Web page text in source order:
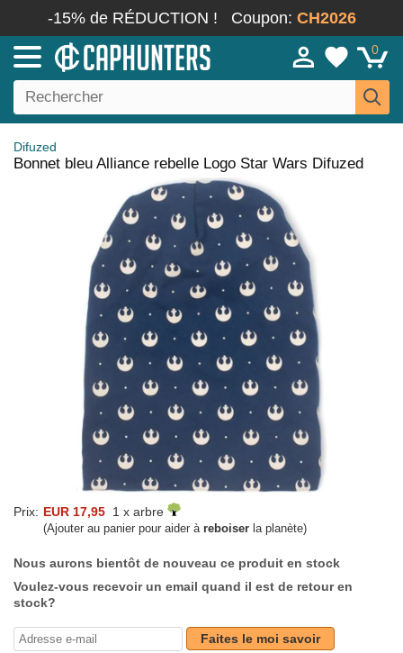
-15% de RÉDUCTION ! Coupon: CH2026
0
Difuzed
Bonnet bleu Alliance rebelle Logo Star Wars Difuzed
Prix: EUR 17,95 1 x arbre
(Ajouter au panier pour aider à reboiser la planète)
Nous aurons bientôt de nouveau ce produit en stock
Voulez-vous recevoir un email quand il est de retour en
stock?
Faites le moi savoir